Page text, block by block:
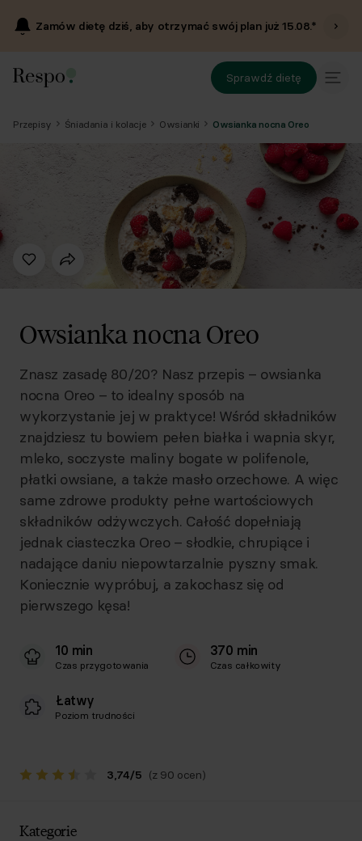
Zamów dietę dziś, aby otrzymać swój plan już15.08.*
Sprawdź dietę
Przepisy Śniadania i kolacje Owsianki Owsianka nocna Oreo
Owsianka nocna Oreo
Znasz zasadę 80/20? Nasz przepis – owsianka
nocna Oreo – to idealny sposób na
wykorzystanie jej w praktyce! Wśród składników
znajdziesz tu bowiem pełen białka i wapnia skyr,
mleko, soczyste maliny bogate w polifenole,
płatki owsiane, a także masło orzechowe. A więc
same zdrowe produkty pełne wartościowych
składników odżywczych. Całość dopełniają
jednak ciasteczka Oreo – słodkie, chrupiące i
nadające daniu niepowtarzalnie pyszny smak.
Koniecznie wypróbuj, a zakochasz się od
pierwszego kęsa!
10 min
Czas przygotowania
370 min
Czas całkowity
Łatwy
Poziom trudności
3,74/5 (z 90 ocen)
Kategorie